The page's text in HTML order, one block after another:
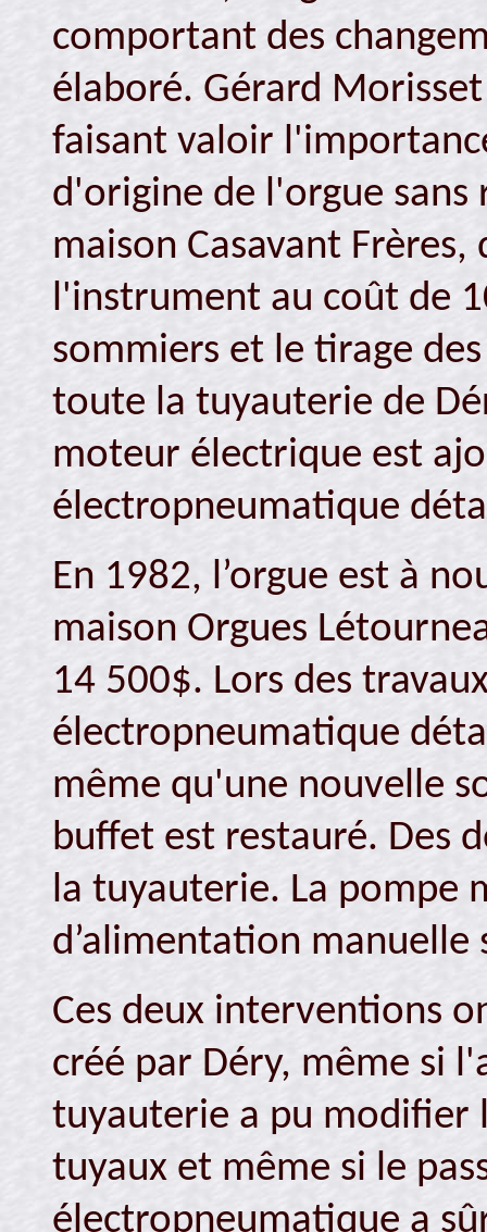
comportant des
élaboré. Gérard
faisant valoir
d'origine de l'orgue sans
maison Casavant
l'instrument au coût de
sommiers et le tirage
toute la tuyauterie de
moteur électrique est
électropneumatique
En 1982, l’orgue est à
maison Orgues
14 500$. Lors des
électropneumatique
même qu'une nouvelle
buffet est restauré. Des
la tuyauterie. La pompe
d’alimentation manuelle
Ces deux interventions
créé par Déry, même si
tuyauterie a pu modifier
tuyaux et même si le
électropneumatique a